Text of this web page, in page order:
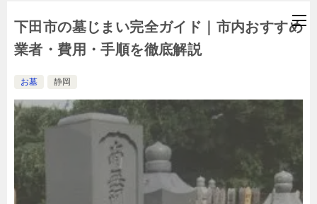
下田市の墓じまい完全ガイド｜市内おすすめ
業者・費用・手順を徹底解説
お墓 静岡